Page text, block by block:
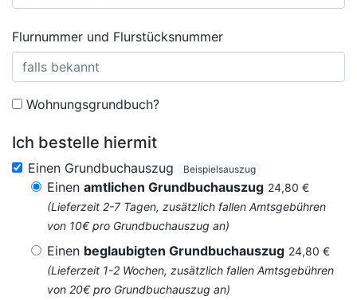
Flurnummer und Flurstücksnummer
Wohnungsgrundbuch?
Ich bestelle hiermit
Einen Grundbuchauszug Beispielsauszug
Einen amtlichen Grundbuchauszug 24,80 €
(Lieferzeit 2-7 Tagen, zusätzlich fallen Amtsgebühren
von 10€ pro Grundbuchauszug an)
Einen beglaubigten Grundbuchauszug 24,80 €
(Lieferzeit 1-2 Wochen, zusätzlich fallen Amtsgebühren
von 20€ pro Grundbuchauszug an)